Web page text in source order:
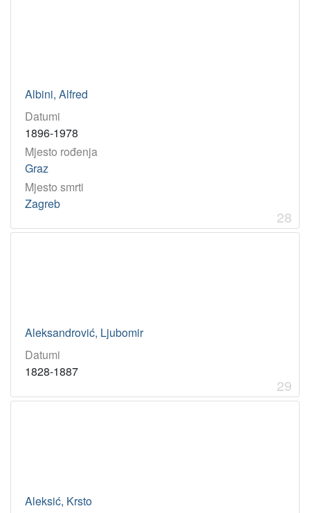
Albini, Alfred
Datumi
1896-1978
Mjesto rođenja
Graz
Mjesto smrti
Zagreb
28
Aleksandrović, Ljubomir
Datumi
1828-1887
29
Aleksić, Krsto